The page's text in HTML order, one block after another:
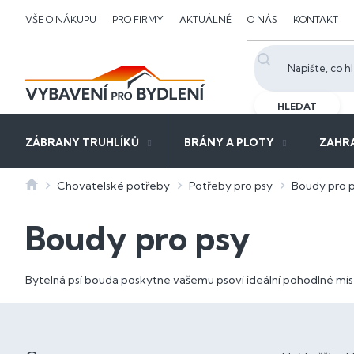
VŠE O NÁKUPU PRO FIRMY AKTUÁLNĚ O NÁS KONTAKT
HLEDAT
ZÁBRANY TRUHLÍKŮ BRÁNY A PLOTY
DomůChovatelské potřeby Potřeby pro psy Boudy pro
Boudy pro psy
Bytelná psí bouda poskytne vašemu psovi ideální pohodlné